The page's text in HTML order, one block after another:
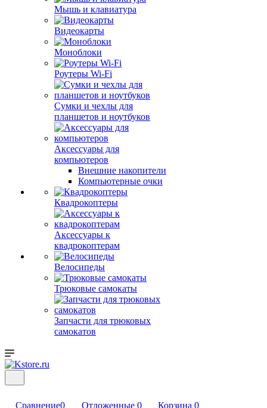
Мышь и клавиатура
Видеокарты
Моноблоки
Роутеры Wi-Fi
Сумки и чехлы для
планшетов и ноутбуков
Аксессуары для
компьютеров
Внешние накопители
Компьютерные очки
Квадрокоптеры
Аксессуары к
квадрокоптерам
Велосипеды
Трюковые самокаты
Запчасти для трюковых
самокатов
Сравнение0 Отложенные 0 Корзина 0